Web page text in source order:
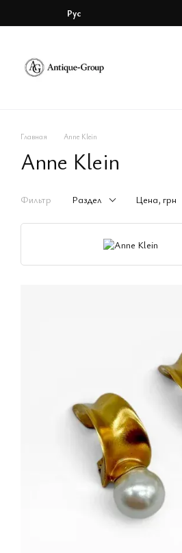
Перейти к основному контенту
Рус
Главная Anne Klein
Anne Klein
Фильтр Раздел Цена, грн